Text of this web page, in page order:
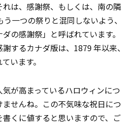
は、感謝祭、もしくは、南の隣
一つの祭りと混同しないよう、
の感謝祭」と呼ばれています。
するカナダ版は、1879 年以来、
います。
が高まっているハロウィンにつ
せんね。この不気味な祝日につ
くに値すると思いますので、ご